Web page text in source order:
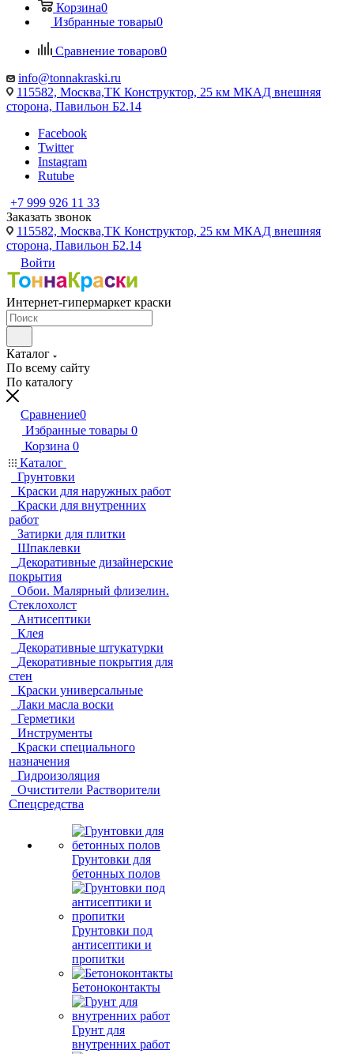
Корзина0
Избранные товары0
Сравнение товаров0
info@tonnakraski.ru
115582, Москва,ТК Конструктор, 25 км МКАД внешняя
сторона, Павильон Б2.14
Facebook
Twitter
Instagram
Rutube
+7 999 926 11 33
Заказать звонок
115582, Москва,ТК Конструктор, 25 км МКАД внешняя
сторона, Павильон Б2.14
Войти
Интернет-гипермаркет краски
Каталог
По всему сайту
По каталогу
Сравнение0
Избранные товары 0
Корзина 0
Каталог
Грунтовки
Краски для наружных работ
Краски для внутренних
работ
Затирки для плитки
Шпаклевки
Декоративные дизайнерские
покрытия
Обои. Малярный флизелин.
Стеклохолст
Антисептики
Клея
Декоративные штукатурки
Декоративные покрытия для
стен
Краски универсальные
Лаки масла воски
Герметики
Инструменты
Краски специального
назначения
Гидроизоляция
Очистители Растворители
Спецсредства
Грунтовки для
бетонных полов
Грунтовки под
антисептики и
пропитки
Бетоноконтакты
Грунт для
внутренних работ